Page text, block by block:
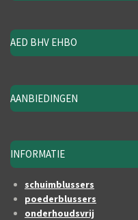
AED BHV EHBO
AANBIEDINGEN
INFORMATIE
schuimblussers
poederblussers
onderhoudsvrij